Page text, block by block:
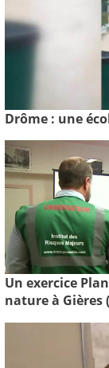
Drôme : une
Un exercice
nature à Gières